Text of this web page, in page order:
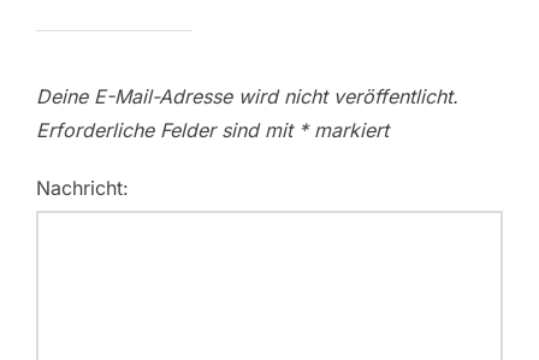
Deine E-Mail-Adresse wird nicht veröffentlicht.
Erforderliche Felder sind mit *markiert
Nachricht: